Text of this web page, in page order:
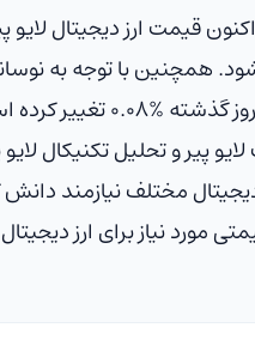
قیمت ارز دیجیتال لایو
همچنین با توجه به
۰.۰۸%تغییر
پیر و تحلیل تکنیکال
مختلف نیازمند
نیاز برای ارز دیجیتال